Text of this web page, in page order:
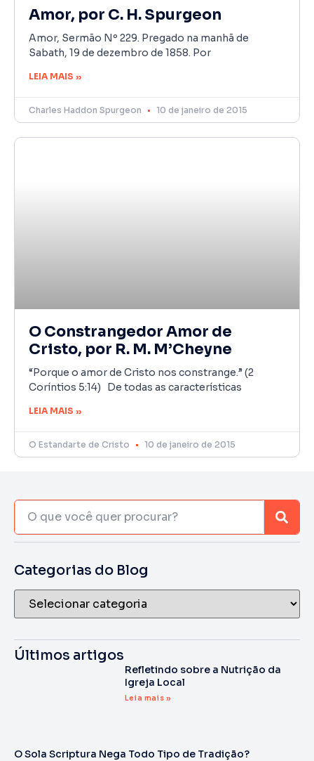
Amor, por C. H. Spurgeon
Amor, Sermão Nº 229. Pregado na manhã de
Sabath, 19 de dezembro de 1858. Por
LEIA MAIS »
Charles Haddon Spurgeon 10 de janeiro de 2015
O Constrangedor Amor de
Cristo, por R. M. M’Cheyne
“Porque o amor de Cristo nos constrange.” (2
Coríntios 5:14) De todas as características
LEIA MAIS »
O Estandarte de Cristo 10 de janeiro de 2015
Categorias do Blog
Últimos artigos
Refletindo sobre a Nutrição da
Igreja Local
Leia mais »
O Sola Scriptura Nega Todo Tipo de Tradição?